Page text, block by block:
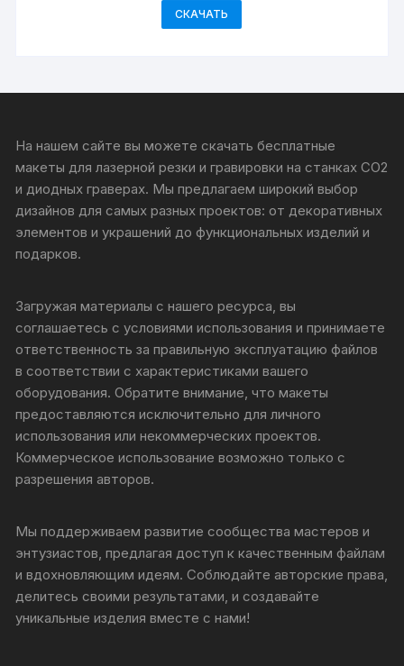
СКАЧАТЬ
На нашем сайте вы можете скачать бесплатные
макеты для лазерной резки и гравировки на станках CO2
и диодных граверах. Мы предлагаем широкий выбор
дизайнов для самых разных проектов: от декоративных
элементов и украшений до функциональных изделий и
подарков.
Загружая материалы с нашего ресурса, вы
соглашаетесь с условиями использования и принимаете
ответственность за правильную эксплуатацию файлов
в соответствии с характеристиками вашего
оборудования. Обратите внимание, что макеты
предоставляются исключительно для личного
использования или некоммерческих проектов.
Коммерческое использование возможно только с
разрешения авторов.
Мы поддерживаем развитие сообщества мастеров и
энтузиастов, предлагая доступ к качественным файлам
и вдохновляющим идеям. Соблюдайте авторские права,
делитесь своими результатами, и создавайте
уникальные изделия вместе с нами!